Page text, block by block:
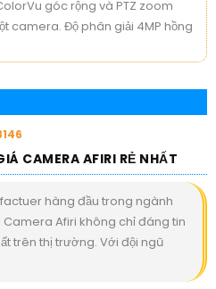
góc rộng và PTZ zoom
camera. Độ phân giải 4MP hồng
CAMERA AFIRI RẺ NHẤT
hàng đầu trong ngành
Afiri không chỉ đáng tin
trên thị trường. Với đội ngũ